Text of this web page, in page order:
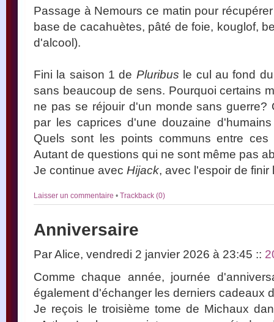
Passage à Nemours ce matin pour
base de cacahuètes, pâté de foie, kouglof,
d'alcool).
Fini la saison 1 de Pluribus le cul au fond
sans beaucoup de sens. Pourquoi certains
ne pas se réjouir d'un monde sans guerre?
par les caprices d'une douzaine
Quels sont les points communs entre
Autant de questions qui ne sont même pas
Je continue avec Hijack, avec l'espoir de finir
Laisser un commentaire • Trackback (0)
Anniversaire
Par Alice, vendredi 2 janvier 2026 à 23:45 ::
Comme chaque année, journée
également d'échanger les derniers cadeaux
Je reçois le troisième tome de Michaux